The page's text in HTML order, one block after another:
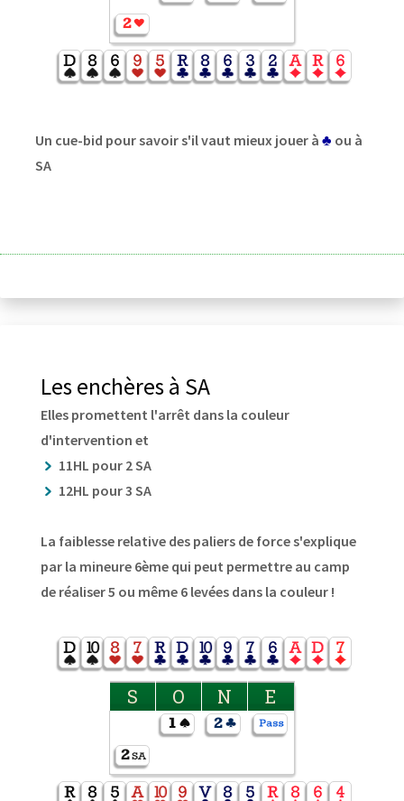
Un cue-bid pour savoir s'il vaut mieux jouer à ♣ ou à
SA
Les enchères à SA
Elles promettent l'arrêt dans la couleur
d'intervention et
11HL pour 2 SA
12HL pour 3 SA
La faiblesse relative des paliers de force s'explique
par la mineure 6ème qui peut permettre au camp
de réaliser 5 ou même 6 levées dans la couleur !
S O N E